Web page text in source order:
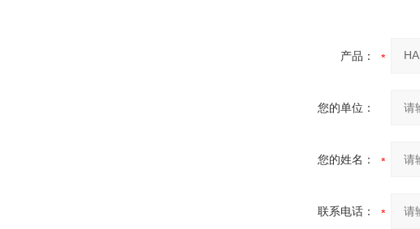
产品：
您的单位：
您的姓名：
联系电话：